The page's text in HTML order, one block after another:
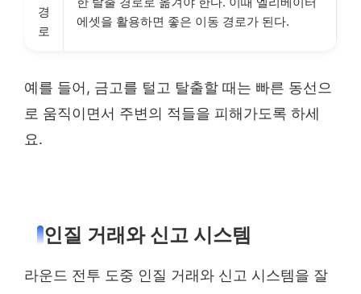
경
로
에셋을 활용하면 좋은 이동 경로가 된다.
예를 들어, 금고를 털고 탈출할 때는 빠른 동선으
로 움직이면서 주변의 적들을 피해가도록 하세
요.
인질 거래와 신고 시스템
라운드 전투 도중 인질 거래와 신고 시스템을 잘